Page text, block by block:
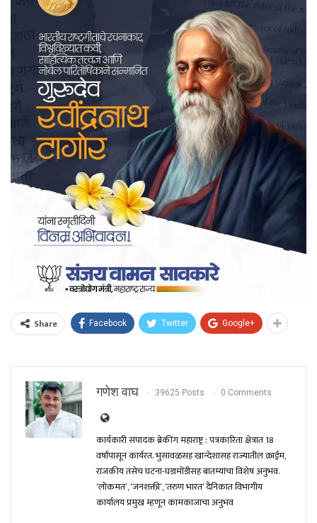
Share Facebook Twitter Google+
गणेश वाघ 39625 Posts 0 Comments
कार्यकारी संपादक ब्रेकींग महाराष्ट्र : पत्रकारिता क्षेत्रात 18
वर्षांपासून कार्यरत. भुसावळसह खान्देशासह राज्यातील क्राईम,
राजकीय तसेच घटना-घडामोंडीसह बातम्यांचा विशेष अनुभव.
‘लोकमत’, ‘जनशक्ती’, ‘तरुण भारत’ दैनिकात विभागीय
कार्यालय प्रमुख म्हणून कामकाजाचा अनुभव